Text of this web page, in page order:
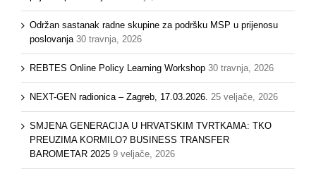
Održan sastanak radne skupine za podršku MSP u prijenosu
poslovanja 30 travnja, 2026
REBTES Online Policy Learning Workshop 30 travnja, 2026
NEXT-GEN radionica – Zagreb, 17.03.2026. 25 veljače, 2026
SMJENA GENERACIJA U HRVATSKIM TVRTKAMA: TKO
PREUZIMA KORMILO? BUSINESS TRANSFER
BAROMETAR 2025 9 veljače, 2026